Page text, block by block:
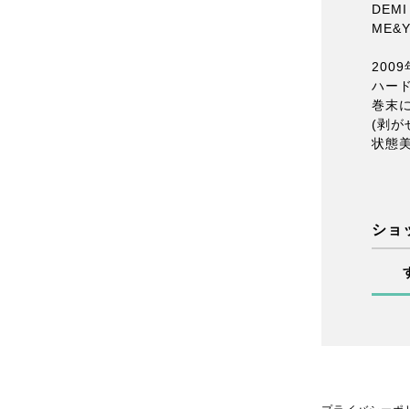
DEMI
2009
ハー
巻末
(剥が
状態
ショ